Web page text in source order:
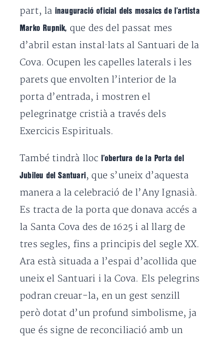
part, la inauguració oficial dels mosaics de l’artista
Marko Rupnik, que des del passat mes
d’abril estan instal·lats al Santuari de la
Cova. Ocupen les capelles laterals i les
parets que envolten l’interior de la
porta d’entrada, i mostren el
pelegrinatge cristià a través dels
Exercicis Espirituals.
També tindrà lloc l’obertura de la Porta del
Jubileu del Santuari, que s’uneix d’aquesta
manera a la celebració de l’Any Ignasià.
Es tracta de la porta que donava accés a
la Santa Cova des de 1625 i al llarg de
tres segles, fins a principis del segle XX.
Ara està situada a l’espai d’acollida que
uneix el Santuari i la Cova. Els pelegrins
podran creuar-la, en un gest senzill
però dotat d’un profund simbolisme, ja
que és signe de reconciliació amb un